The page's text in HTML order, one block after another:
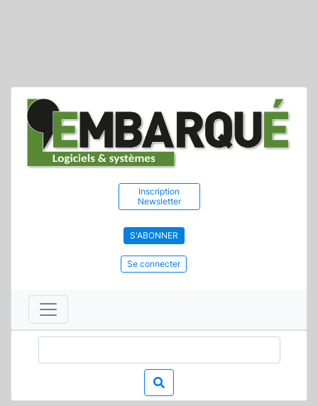
Inscription
Newsletter
S'ABONNER
Se connecter